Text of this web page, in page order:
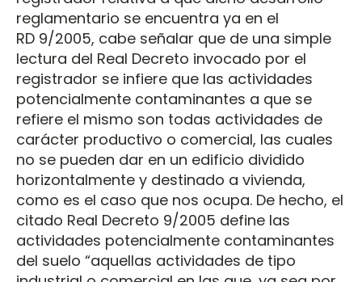
reglamentario se encuentra ya en el
RD 9/2005, cabe señalar que de una simple
lectura del Real Decreto invocado por el
registrador se infiere que las actividades
potencialmente contaminantes a que se
refiere el mismo son todas actividades de
carácter productivo o comercial, las cuales
no se pueden dar en un edificio dividido
horizontalmente y destinado a vivienda,
como es el caso que nos ocupa. De hecho, el
citado Real Decreto 9/2005 define las
actividades potencialmente contaminantes
del suelo “aquellas actividades de tipo